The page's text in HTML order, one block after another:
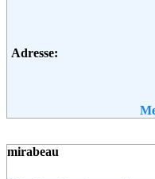
Adresse:
Soziale Kanäle:
mirabeau